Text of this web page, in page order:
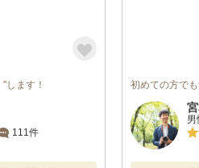
します！
111件
初めての方で